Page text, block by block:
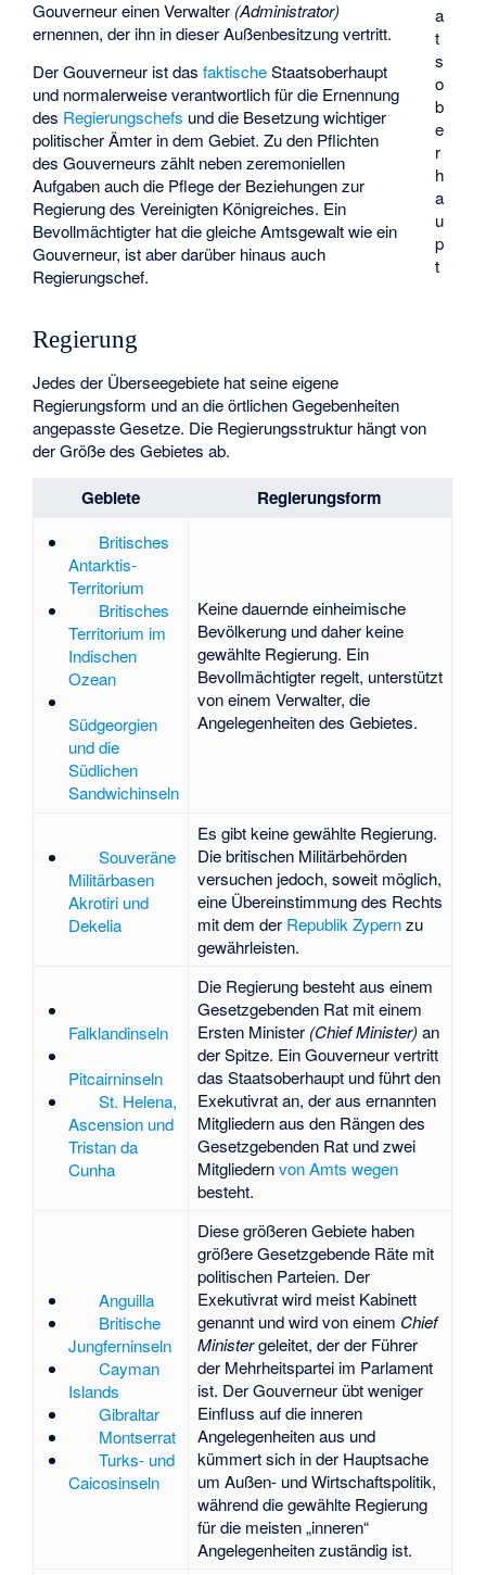
a
t
s
o
b
e
r
h
a
u
p
t
Gouverneur einen Verwalter (Administrator)
ernennen, der ihn in dieser Außenbesitzung vertritt.
Der Gouverneur ist dasfaktischeStaatsoberhaupt
und normalerweise verantwortlich für die Ernennung
des Regierungschefs und die Besetzung wichtiger
politischer Ämter in dem Gebiet. Zu den Pflichten
des Gouverneurs zählt neben zeremoniellen
Aufgaben auch die Pflege der Beziehungen zur
Regierung des Vereinigten Königreiches. Ein
Bevollmächtigter hat die gleiche Amtsgewalt wie ein
Gouverneur, ist aber darüber hinaus auch
Regierungschef.
Regierung
Jedes der Überseegebiete hat seine eigene
Regierungsform und an die örtlichen Gegebenheiten
angepasste Gesetze. Die Regierungsstruktur hängt von
der Größe des Gebietes ab.
Gebiete Regierungsform
Britisches
Antarktis-
Territorium
Britisches
Territorium im
Indischen
Ozean
Südgeorgien
und die
Südlichen
Sandwichinseln
Keine dauernde einheimische
Bevölkerung und daher keine
gewählte Regierung. Ein
Bevollmächtigter regelt, unterstützt
von einem Verwalter, die
Angelegenheiten des Gebietes.
Souveräne
Militärbasen
Akrotiri und
Dekelia
Es gibt keine gewählte Regierung.
Die britischen Militärbehörden
versuchen jedoch, soweit möglich,
eine Übereinstimmung des Rechts
mit dem der Republik Zypernzu
gewährleisten.
Falklandinseln
Pitcairninseln
St. Helena,
Ascension und
Tristan da
Cunha
Die Regierung besteht aus einem
Gesetzgebenden Rat mit einem
Ersten Minister (Chief Minister)an
der Spitze. Ein Gouverneur vertritt
das Staatsoberhaupt und führt den
Exekutivrat an, der aus ernannten
Mitgliedern aus den Rängen des
Gesetzgebenden Rat und zwei
Mitgliedernvon Amts wegen
besteht.
Anguilla
Britische
Jungferninseln
Cayman
Islands
Gibraltar
Montserrat
Turks- und
Caicosinseln
Diese größeren Gebiete haben
größere Gesetzgebende Räte mit
politischen Parteien. Der
Exekutivrat wird meist Kabinett
genannt und wird von einem Chief
Ministergeleitet, der der Führer
der Mehrheitspartei im Parlament
ist. Der Gouverneur übt weniger
Einfluss auf die inneren
Angelegenheiten aus und
kümmert sich in der Hauptsache
um Außen- und Wirtschaftspolitik,
während die gewählte Regierung
für die meisten „inneren“
Angelegenheiten zuständig ist.